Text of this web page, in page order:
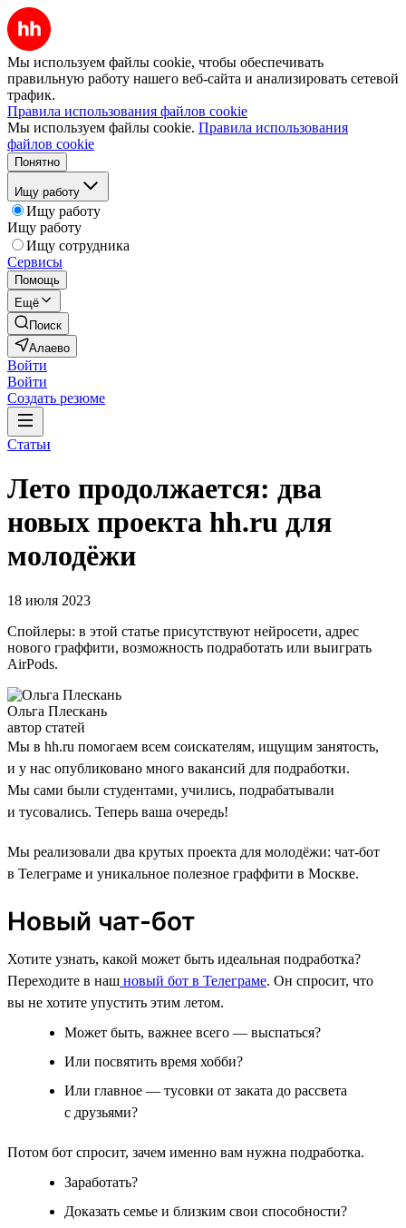
Мы используем файлы cookie, чтобы обеспечивать
правильную работу нашего веб-сайта и анализировать сетевой
трафик.
Правила использования файлов cookie
Мы используем файлы cookie. Правила использования
файлов cookie
Понятно
Ищу работу
Ищу работу
Ищу работу
Ищу сотрудника
Сервисы
Помощь
Ещё
Поиск
Алаево
Войти
Войти
Создать резюме
Статьи
Лето продолжается: два
новых проекта hh.ru для
молодёжи
18 июля 2023
Спойлеры: в этой статье присутствуют нейросети, адрес
нового граффити, возможность подработать или выиграть
AirPods.
Ольга Плескань
автор статей
Мы в hh.ru помогаем всем соискателям, ищущим занятость,
и у нас опубликовано много вакансий для подработки.
Мы сами были студентами, учились, подрабатывали
и тусовались. Теперь ваша очередь!
Мы реализовали два крутых проекта для молодёжи: чат-бот
в Телеграме и уникальное полезное граффити в Москве.
Новый чат-бот
Хотите узнать, какой может быть идеальная подработка?
Переходите в наш новый бот в Телеграме. Он спросит, что
вы не хотите упустить этим летом.
Может быть, важнее всего — выспаться?
Или посвятить время хобби?
Или главное — тусовки от заката до рассвета
с друзьями?
Потом бот спросит, зачем именно вам нужна подработка.
Заработать?
Доказать семье и близким свои способности?